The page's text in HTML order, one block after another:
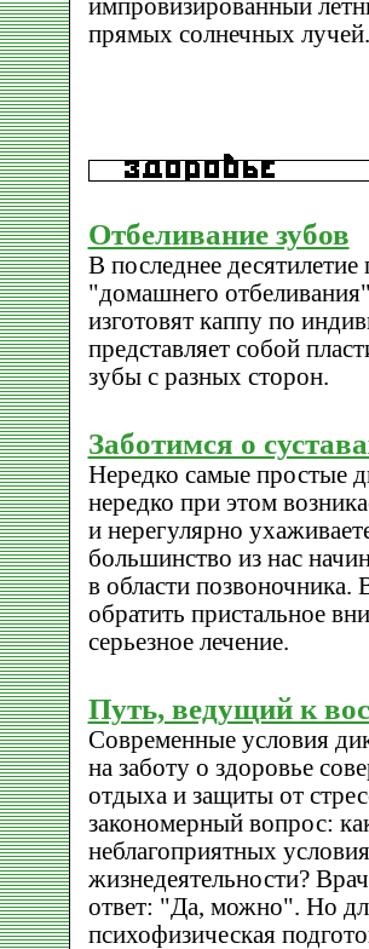
импровизированный
прямых солнечных лучей.
Отбеливание зубов
В последнее
"домашнего
изготовят каппу по
представляет собой
зубы с разных сторон.
Заботимся о
Нередко самые простые
нередко при этом
и нерегулярно
большинство из нас
в области
обратить пристальное
серьезное лечение.
Путь, ведущий к
Современные условия
на заботу о здоровье
отдыха и защиты от
закономерный вопрос:
неблагоприятных
жизнедеятельности?
ответ: "Да, можно". Но
психофизическая